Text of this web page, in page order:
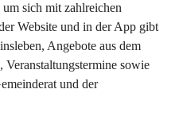
sich mit zahlreichen
Website und in der App gibt
Angebote aus dem
sowie
und der